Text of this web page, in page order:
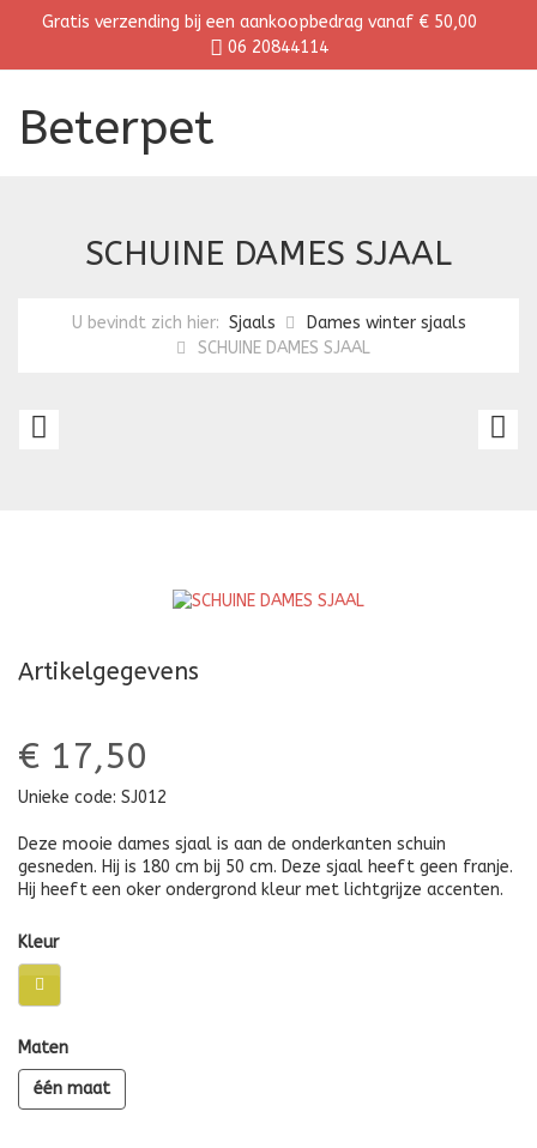
Gratis verzending bij een aankoopbedrag vanaf € 50,00
06 20844114
Beterpet
SCHUINE DAMES SJAAL
U bevindt zich hier: Sjaals
Dames winter sjaals
SCHUINE DAMES SJAAL
Artikelgegevens
€ 17,50
Unieke code: SJ012
Deze mooie dames sjaal is aan de onderkanten schuin
gesneden. Hij is 180 cm bij 50 cm. Deze sjaal heeft geen franje.
Hij heeft een oker ondergrond kleur met lichtgrijze accenten.
Kleur
Maten
één maat